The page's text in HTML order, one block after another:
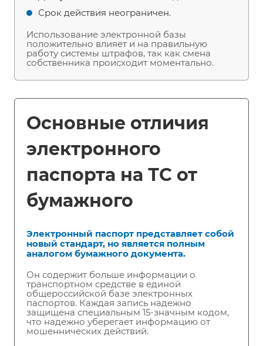
Срок действия неограничен.
Использование электронной базы
положительно влияет и на правильную
работу системы штрафов, так как смена
собственника происходит моментально.
Основные отличия
электронного
паспорта на ТС от
бумажного
Электронный паспорт представляет собой
новый стандарт, но является полным
аналогом бумажного документа.
Он содержит больше информации о
транспортном средстве в единой
общероссийской базе электронных
паспортов. Каждая запись надежно
защищена специальным 15-значным кодом,
что надежно уберегает информацию от
мошеннических действий.